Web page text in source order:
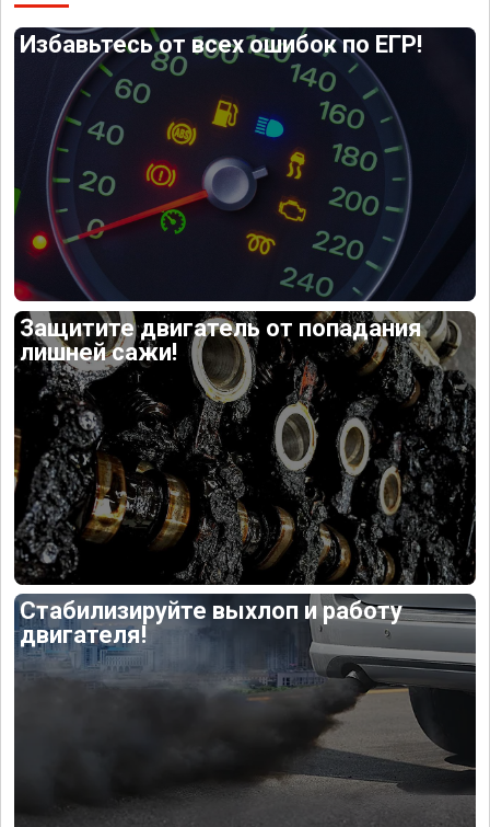
Избавьтесь от всех ошибок по ЕГР!
Защитите двигатель от попадания
лишней сажи!
Стабилизируйте выхлоп и работу
двигателя!